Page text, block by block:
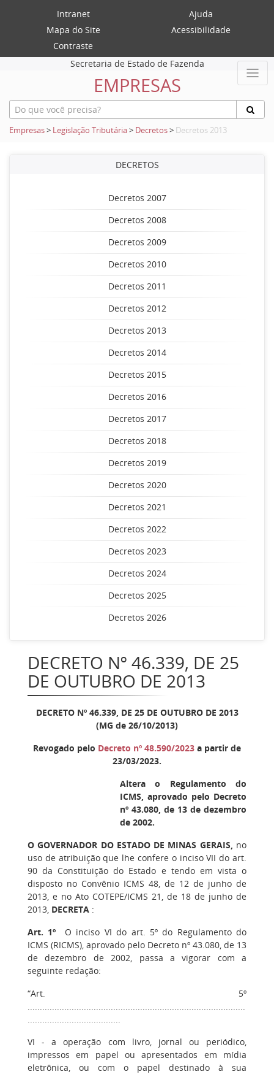
Intranet
Ajuda
Mapa do Site
Acessibilidade
Contraste
Secretaria de Estado de Fazenda
EMPRESAS
Empresas> Legislação Tributária> Decretos> Decretos 2013
DECRETOS
Decretos 2007
Decretos 2008
Decretos 2009
Decretos 2010
Decretos 2011
Decretos 2012
Decretos 2013
Decretos 2014
Decretos 2015
Decretos 2016
Decretos 2017
Decretos 2018
Decretos 2019
Decretos 2020
Decretos 2021
Decretos 2022
Decretos 2023
Decretos 2024
Decretos 2025
Decretos 2026
DECRETO Nº 46.339, DE 25
DE OUTUBRO DE 2013
DECRETO Nº 46.339, DE 25 DE OUTUBRO DE 2013
(MG de 26/10/2013)
Revogado pelo Decreto nº 48.590/2023 a partir de
23/03/2023.
Altera o Regulamento do
ICMS, aprovado pelo Decreto
nº 43.080, de 13 de dezembro
de 2002.
O GOVERNADOR DO ESTADO DE MINAS GERAIS, no
uso de atribuição que lhe confere o inciso VII do art.
90 da Constituição do Estado e tendo em vista o
disposto no Convênio ICMS 48, de 12 de junho de
2013, e no Ato COTEPE/ICMS 21, de 18 de junho de
2013, DECRETA :
Art. 1º O inciso VI do art. 5º do Regulamento do
ICMS (RICMS), aprovado pelo Decreto nº 43.080, de 13
de dezembro de 2002, passa a vigorar com a
seguinte redação:
“Art. 5º
.........................................................................................
......................................
VI - a operação com livro, jornal ou periódico,
impressos em papel ou apresentados em mídia
eletrônica, ou com o papel destinado à sua